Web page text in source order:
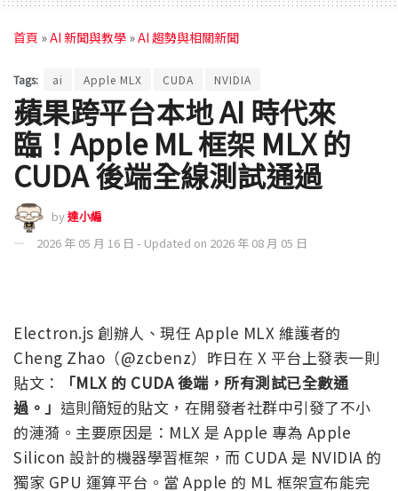
首頁 »AI 新聞與教學 »AI 趨勢與相關新聞
Tags: ai Apple MLX CUDA NVIDIA
蘋果跨平台本地 AI 時代來
臨！Apple ML 框架 MLX 的
CUDA 後端全線測試通過
by達小編
2026 年 05 月 16 日 - Updated on 2026 年 08 月 05 日
Electron.js 創辦人、現任 Apple MLX 維護者的
Cheng Zhao（@zcbenz）昨日在 X 平台上發表一則
貼文：
「MLX 的 CUDA 後端，所有測試已全數通
過。」 這則簡短的貼文，在開發者社群中引發了不小
的漣漪。主要原因是：MLX 是 Apple 專為 Apple
Silicon 設計的機器學習框架，而 CUDA 是 NVIDIA 的
獨家 GPU 運算平台。當 Apple 的 ML 框架宣布能完